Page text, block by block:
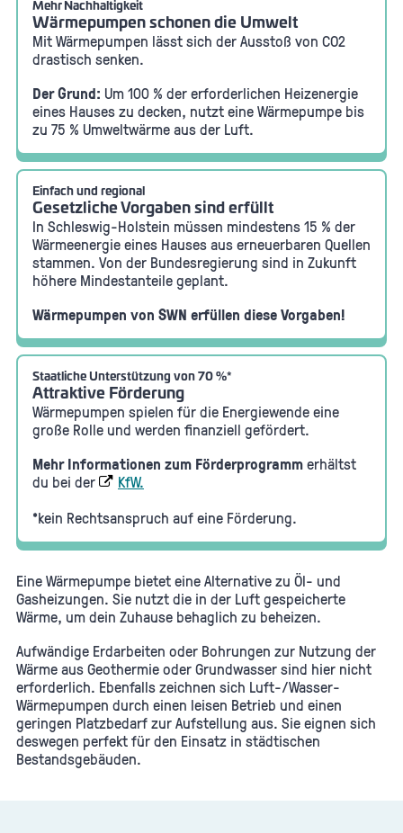
Mehr Nachhaltigkeit
Wärmepumpen schonen die Umwelt
Mit Wärmepumpen lässt sich der Ausstoß von CO2
drastisch senken.
Der Grund: Um 100 % der erforderlichen Heizenergie
eines Hauses zu decken, nutzt eine Wärmepumpe bis
zu 75 % Umweltwärme aus der Luft.
Einfach und regional
Gesetzliche Vorgaben sind erfüllt
In Schleswig-Holstein müssen mindestens 15 % der
Wärmeenergie eines Hauses aus erneuerbaren Quellen
stammen. Von der Bundesregierung sind in Zukunft
höhere Mindestanteile geplant.
Wärmepumpen von SWN erfüllen diese Vorgaben!
Staatliche Unterstützung von 70 %*
Attraktive Förderung
Wärmepumpen spielen für die Energiewende eine
große Rolle und werden finanziell gefördert.
Mehr Informationen zum Förderprogrammerhältst
du bei der
KfW.
*kein Rechtsanspruch auf eine Förderung.
Eine Wärmepumpe bietet eine Alternative zu Öl- und
Gasheizungen. Sie nutzt die in der Luft gespeicherte
Wärme, um dein Zuhause behaglich zu beheizen.
Aufwändige Erdarbeiten oder Bohrungen zur Nutzung der
Wärme aus Geothermie oder Grundwasser sind hier nicht
erforderlich. Ebenfalls zeichnen sich Luft-/Wasser-
Wärmepumpen durch einen leisen Betrieb und einen
geringen Platzbedarf zur Aufstellung aus. Sie eignen sich
deswegen perfekt für den Einsatz in städtischen
Bestandsgebäuden.